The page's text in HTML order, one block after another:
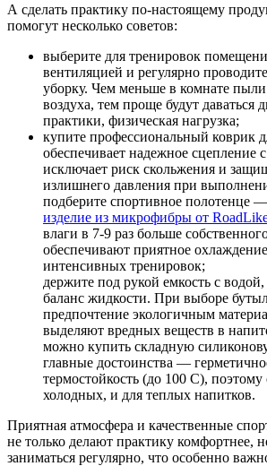
А сделать практику по-настоящему
помогут несколько советов:
выберите для тренировок
вентиляцией и регулярно
уборку. Чем меньше в комнате
воздуха, тем проще будут даваться
практики, физическая нагрузка;
купите профессиональный коврик
обеспечивает надежное сцепление
исключает риск скольжения и
излишнего давления при
подберите спортивное полотенце
изделие из микрофибры от
влаги в 7-9 раз больше
обеспечивают приятное
интенсивных тренировок;
держите под рукой емкость с
баланс жидкости. При выборе
предпочтение экологичным
выделяют вредных веществ в
можно купить складную
главные достоинства —
термостойкость (до 100 C),
холодных, и для теплых напитков.
Приятная атмосфера и качественные
не только делают практику комфортнее,
заниматься регулярно, что особенно